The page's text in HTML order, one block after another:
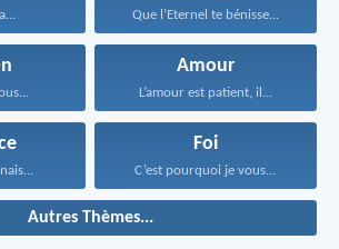
Que l’Eternel te bénisse...
Amour
L’amour est patient, il...
Foi
C’est pourquoi je vous...
Autres Thèmes...